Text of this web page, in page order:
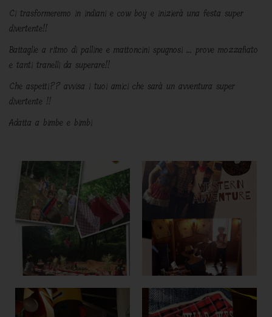
Ci trasformeremo in indiani e cow boy e inizierà una festa super
divertente!!
Battaglie a ritmo di palline e mattoncini spugnosi ... prove mozzafiato
e tanti tranelli da superare!!
Che aspetti?? avvisa i tuoi amici che sarà un avventura super
divertente !!
Adatta a bimbe e bimbi